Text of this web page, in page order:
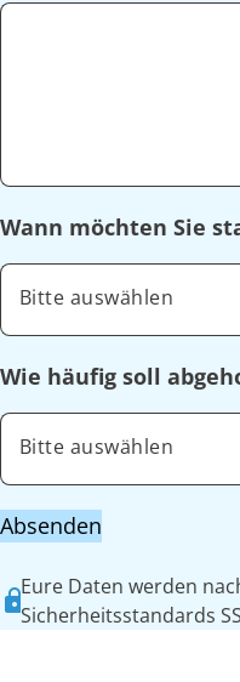
Wann möchten Sie
Bitte auswählen
Wie häufig soll
Bitte auswählen
Absenden
Eure Daten werden
Sicherheitsstandards